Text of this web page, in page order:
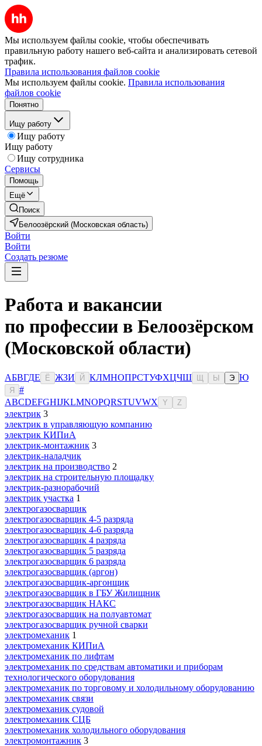
Мы используем файлы cookie, чтобы обеспечивать
правильную работу нашего веб-сайта и анализировать сетевой
трафик.
Правила использования файлов cookie
Мы используем файлы cookie. Правила использования
файлов cookie
Понятно
Ищу работу
Ищу работу
Ищу работу
Ищу сотрудника
Сервисы
Помощь
Ещё
Поиск
Белоозёрский (Московская область)
Войти
Войти
Создать резюме
Работа и вакансии
по профессии в Белоозёрском
(Московской области)
АБВГДЕ Ё ЖЗИ Й КЛМНОПРСТУФХЦЧШ Ы Э Ю
Я
#
ABCDEFGHIJKLMNOPQRSTUVWX Y Z
электрик 3
электрик в управляющую компанию
электрик КИПиА
электрик-монтажник 3
электрик-наладчик
электрик на производство 2
электрик на строительную площадку
электрик-разнорабочий
электрик участка 1
электрогазосварщик
электрогазосварщик 4-5 разряда
электрогазосварщик 4-6 разряда
электрогазосварщик 4 разряда
электрогазосварщик 5 разряда
электрогазосварщик 6 разряда
электрогазосварщик (аргон)
электрогазосварщик-аргонщик
электрогазосварщик в ГБУ Жилищник
электрогазосварщик НАКС
электрогазосварщик на полуавтомат
электрогазосварщик ручной сварки
электромеханик 1
электромеханик КИПиА
электромеханик по лифтам
электромеханик по средствам автоматики и приборам
технологического оборудования
электромеханик по торговому и холодильному оборудованию
электромеханик связи
электромеханик судовой
электромеханик СЦБ
электромеханик холодильного оборудования
электромонтажник 3